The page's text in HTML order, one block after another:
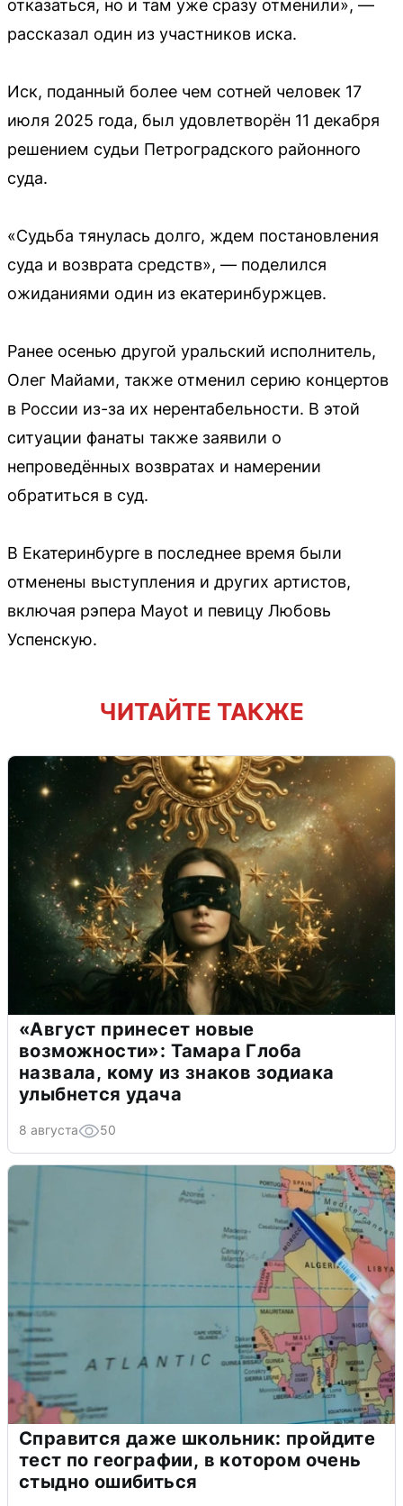
отказаться, но и там уже сразу отменили», —
рассказал один из участников иска.
Иск, поданный более чем сотней человек 17
июля 2025 года, был удовлетворён 11 декабря
решением судьи Петроградского районного
суда.
«Судьба тянулась долго, ждем постановления
суда и возврата средств», — поделился
ожиданиями один из екатеринбуржцев.
Ранее осенью другой уральский исполнитель,
Олег Майами, также отменил серию концертов
в России из-за их нерентабельности. В этой
ситуации фанаты также заявили о
непроведённых возвратах и намерении
обратиться в суд.
В Екатеринбурге в последнее время были
отменены выступления и других артистов,
включая рэпера Mayot и певицу Любовь
Успенскую.
ЧИТАЙТЕ ТАКЖЕ
«Август принесет новые
возможности»: Тамара Глоба
назвала, кому из знаков зодиака
улыбнется удача
8 августа 50
Справится даже школьник: пройдите
тест по географии, в котором очень
стыдно ошибиться